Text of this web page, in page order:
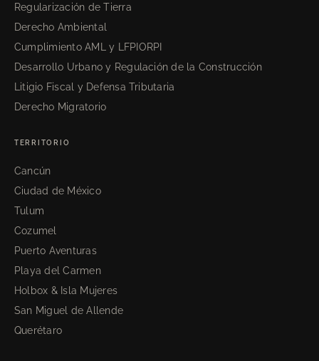
Regularización de Tierra
Derecho Ambiental
Cumplimiento AML y LFPIORPI
Desarrollo Urbano y Regulación de la Construcción
Litigio Fiscal y Defensa Tributaria
Derecho Migratorio
TERRITORIO
Cancún
Ciudad de México
Tulum
Cozumel
Puerto Aventuras
Playa del Carmen
Holbox & Isla Mujeres
San Miguel de Allende
Querétaro